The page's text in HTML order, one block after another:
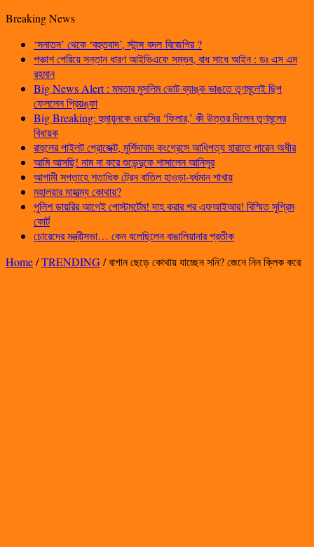
Breaking News
‘সনাতন’ থেকে ‘বহুতবাদ’, স্টান্স বদল বিজেপির ?
পঞ্চাশ পেরিয়ে সন্তান ধারণ আইভিএফে সম্ভব, বাধ সাধে আইন : ডঃ এস এম
রহমান
Big News Alert : মমতার মুসলিম ভোট ব্যাঙ্ক ভাঙতে তৃণমূলেই ছিপ
ফেললেন প্রিয়ঙ্কা
Big Breaking: হুমায়ুনকে ওয়েসির ‘ফিলার,’ কী উত্তর দিলেন তৃণমূলের
বিধায়ক
রাহুলের পাইলট প্রোজেক্ট, মুর্শিদাবাদ কংগ্রেসে আধিপত্য হারাতে পারেন অধীর
আমি আসছি! নাম না করে শুভেন্দুকে শাসালেন আনিসুর
আগামী সপ্তাহে শতাধিক ট্রেন বাতিল হাওড়া-বর্ধমান শাখায়
মহালয়ার মাহাত্ম্য কোথায়?
পুলিশ ডায়রির আগেই পোস্টমর্টেম! দাহ করার পর এফআইআর! বিস্মিত সুপ্রিম
কোর্ট
চোরেদের মন্ত্রীসভা… কেন বলেছিলেন বাঙালিয়ানার প্রতীক
Home/TRENDING/বাগান ছেড়ে কোথায় যাচ্ছেন সনি? জেনে নিন ক্লিক করে